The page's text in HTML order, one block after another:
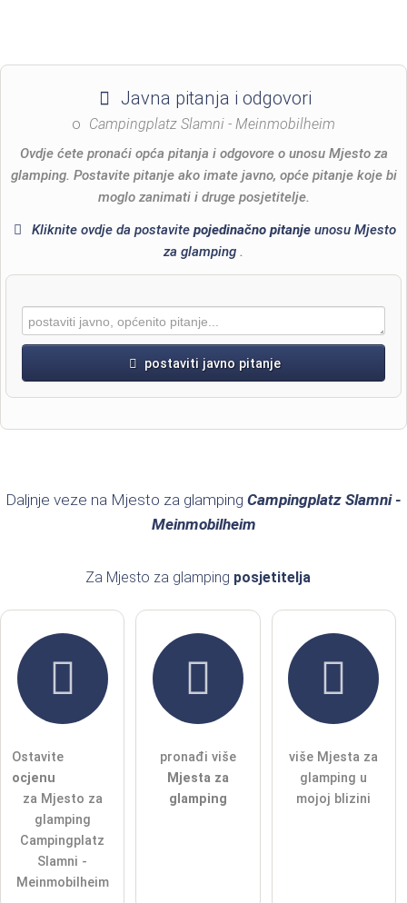
Javna pitanja i odgovori
o Campingplatz Slamni - Meinmobilheim
Ovdje ćete pronaći opća pitanja i odgovore o unosu Mjesto za
glamping. Postavite pitanje ako imate javno, opće pitanje koje bi
moglo zanimati i druge posjetitelje.
Kliknite ovdje da postavitepojedinačno pitanje unosu Mjesto
za glamping .
postaviti javno pitanje
Ovime prihvaćam uvjete i odredbe
Pročitao samizjavu o zaštiti podataka
postaviti javno pitanje
Napomena: Imajte na umu da su javna pitanja
vidljiva svim
posjetiteljima
Kliknite ovdje da postavite
Mjesto za glamping
Daljnje veze na Mjesto za glamping Campingplatz Slamni -
Meinmobilheim
Za Mjesto za glamping posjetitelja
Ostavite
ocjenu
za Mjesto za
glamping
Campingplatz
Slamni -
Meinmobilheim
pronađi više
Mjesta za
glamping
više Mjesta za
glamping u
mojoj blizini